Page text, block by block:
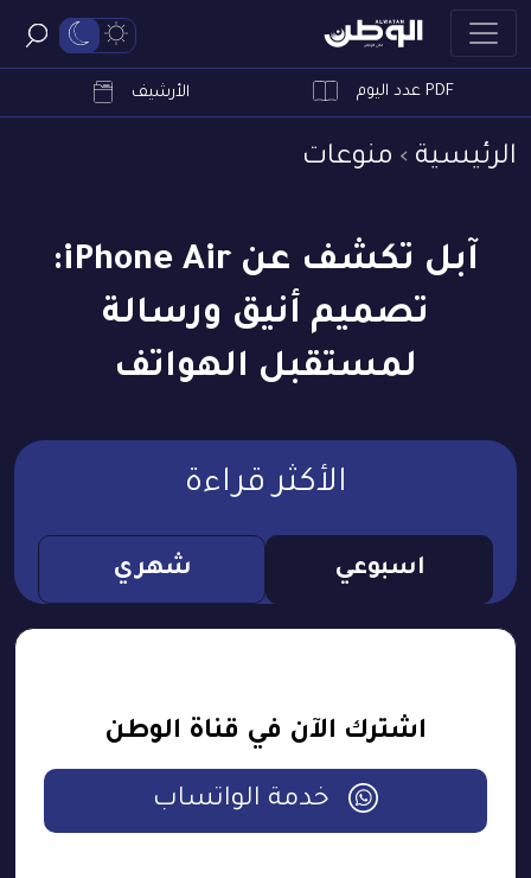
PDF عدد اليوم الأرشيف
الرئيسية منوعات
آبل تكشف عن iPhone Air:
تصميم أنيق ورسالة
لمستقبل الهواتف
الأكثر قراءة
اسبوعي شهري
اشترك الآن في قناة الوطن
خدمة الواتساب